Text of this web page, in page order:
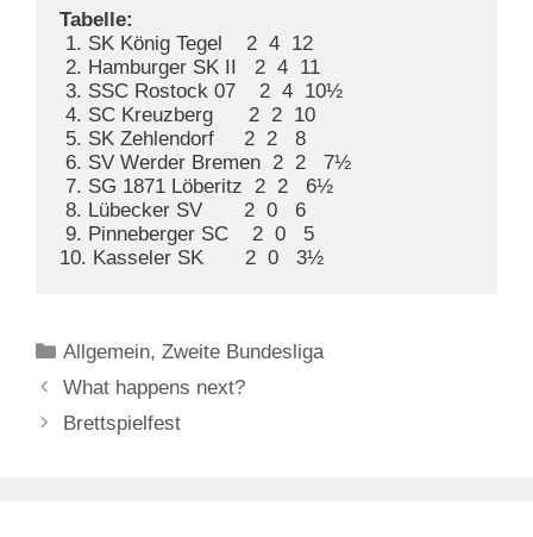
Tabelle:
1. SK König Tegel    2  4  12
2. Hamburger SK II   2  4  11
3. SSC Rostock 07    2  4  10½
4. SC Kreuzberg      2  2  10
5. SK Zehlendorf     2  2   8
6. SV Werder Bremen  2  2   7½
7. SG 1871 Löberitz  2  2   6½
8. Lübecker SV       2  0   6
9. Pinneberger SC    2  0   5
10. Kasseler SK       2  0   3½
Kategorien
Allgemein,Zweite Bundesliga
What happens next?
Brettspielfest